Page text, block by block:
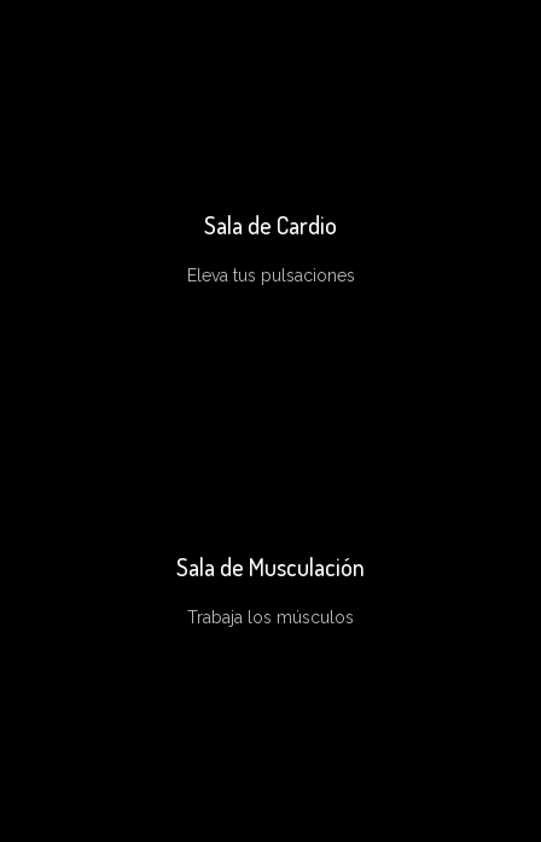
Sala de Cardio
Eleva tus pulsaciones
Sala de Musculación
Trabaja los músculos